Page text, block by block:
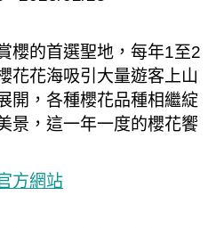
櫻的首選聖地，每年1至2
花花海吸引大量遊客上山
開，各種櫻花品種相繼綻
景，這一年一度的櫻花饗
方網站